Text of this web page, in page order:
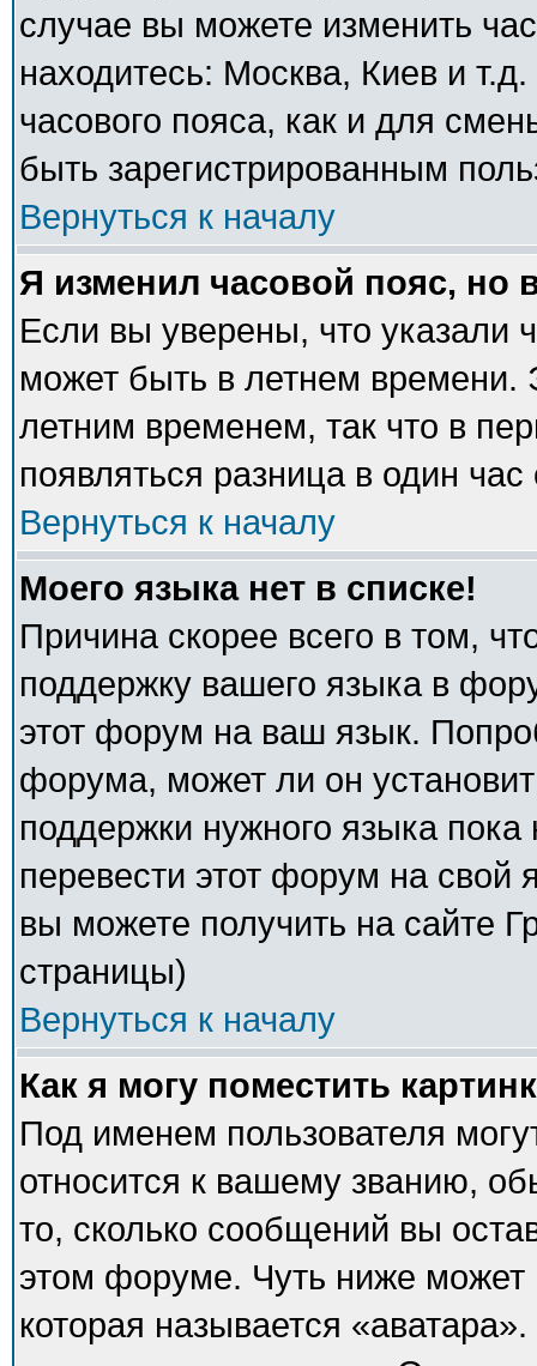
случае вы можете изменить
находитесь: Москва, Киев и
часового пояса, как и для
быть зарегистрированным
Вернуться к началу
Я изменил часовой пояс, но
Если вы уверены, что указали
может быть в летнем времени.
летним временем, так что в
появляться разница в один
Вернуться к началу
Моего языка нет в списке!
Причина скорее всего в том,
поддержку вашего языка в
этот форум на ваш язык.
форума, может ли он
поддержки нужного языка
перевести этот форум на
вы можете получить на сайте
страницы)
Вернуться к началу
Как я могу поместить
Под именем пользователя
относится к вашему званию,
то, сколько сообщений вы
этом форуме. Чуть ниже может
которая называется